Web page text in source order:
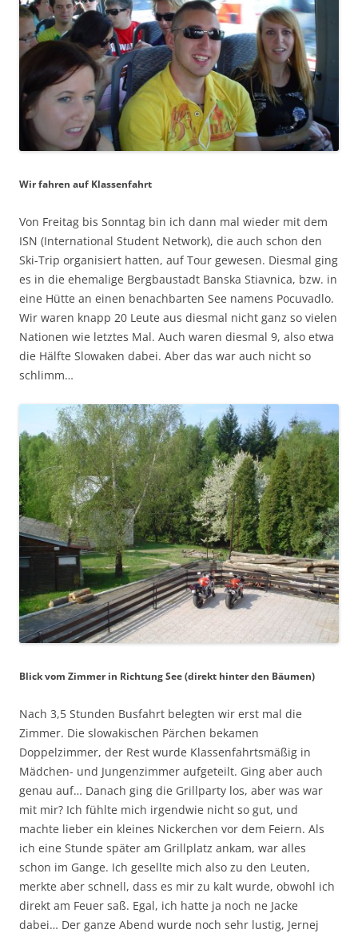
Wir fahren auf Klassenfahrt
Von Freitag bis Sonntag bin ich dann mal wieder mit dem
ISN (International Student Network), die auch schon den
Ski-Trip organisiert hatten, auf Tour gewesen. Diesmal ging
es in die ehemalige Bergbaustadt Banska Stiavnica, bzw. in
eine Hütte an einen benachbarten See namens Pocuvadlo.
Wir waren knapp 20 Leute aus diesmal nicht ganz so vielen
Nationen wie letztes Mal. Auch waren diesmal 9, also etwa
die Hälfte Slowaken dabei. Aber das war auch nicht so
schlimm…
Blick vom Zimmer in Richtung See (direkt hinter den Bäumen)
Nach 3,5 Stunden Busfahrt belegten wir erst mal die
Zimmer. Die slowakischen Pärchen bekamen
Doppelzimmer, der Rest wurde Klassenfahrtsmäßig in
Mädchen- und Jungenzimmer aufgeteilt. Ging aber auch
genau auf… Danach ging die Grillparty los, aber was war
mit mir? Ich fühlte mich irgendwie nicht so gut, und
machte lieber ein kleines Nickerchen vor dem Feiern. Als
ich eine Stunde später am Grillplatz ankam, war alles
schon im Gange. Ich gesellte mich also zu den Leuten,
merkte aber schnell, dass es mir zu kalt wurde, obwohl ich
direkt am Feuer saß. Egal, ich hatte ja noch ne Jacke
dabei… Der ganze Abend wurde noch sehr lustig, Jernej